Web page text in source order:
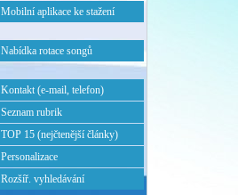
Mobilní aplikace ke stažení
Nabídka rotace songů
Kontakt (e-mail, telefon)
Seznam rubrik
TOP 15 (nejčtenější články)
Personalizace
Rozšíř. vyhledávání